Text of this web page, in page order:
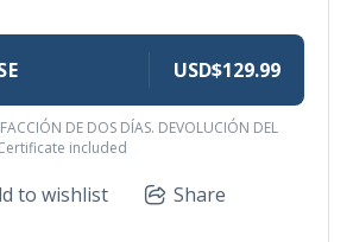
USD$129.99
DE DOS DÍAS. DEVOLUCIÓN DEL
included
to wishlist Share